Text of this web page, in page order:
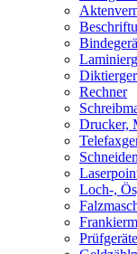
Rechner
Drucker,
Loch-,
Prüfgeräte